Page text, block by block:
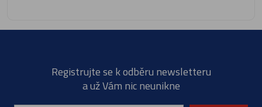
Registrujte se k odběru newsletteru
a už Vám nic neunikne